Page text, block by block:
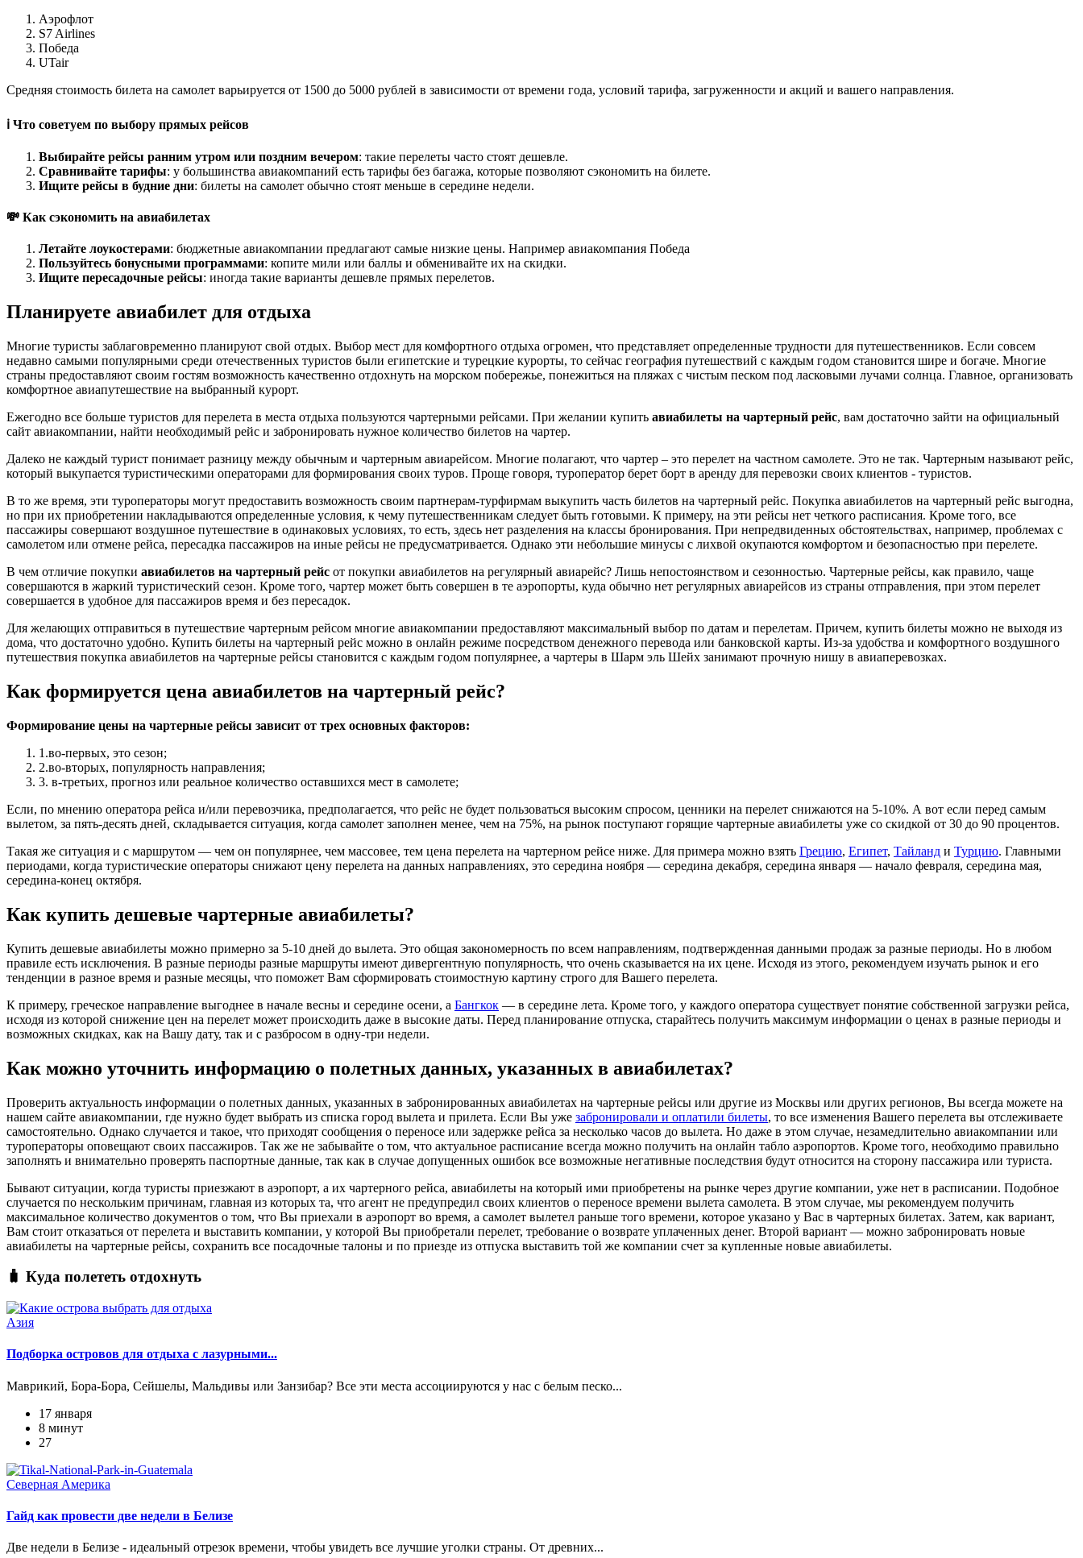
Аэрофлот
S7 Airlines
Победа
UTair
Средняя стоимость билета на самолет варьируется от 1500 до 5000 рублей в зависимости от времени года, условий тарифа, загруженности и акций и вашего направления.
ℹ️ Что советуем по выбору прямых рейсов
Выбирайте рейсы ранним утром или поздним вечером: такие перелеты часто стоят дешевле.
Сравнивайте тарифы: у большинства авиакомпаний есть тарифы без багажа, которые позволяют сэкономить на билете.
Ищите рейсы в будние дни: билеты на самолет обычно стоят меньше в середине недели.
💸 Как сэкономить на авиабилетах
Летайте лоукостерами: бюджетные авиакомпании предлагают самые низкие цены. Например авиакомпания Победа
Пользуйтесь бонусными программами: копите мили или баллы и обменивайте их на скидки.
Ищите пересадочные рейсы: иногда такие варианты дешевле прямых перелетов.
Планируете авиабилет для отдыха
Многие туристы заблаговременно планируют свой отдых. Выбор мест для комфортного отдыха огромен, что представляет определенные трудности для путешественников. Если совсем
недавно самыми популярными среди отечественных туристов были египетские и турецкие курорты, то сейчас география путешествий с каждым годом становится шире и богаче. Многие
страны предоставляют своим гостям возможность качественно отдохнуть на морском побережье, понежиться на пляжах с чистым песком под ласковыми лучами солнца. Главное, организовать
комфортное авиапутешествие на выбранный курорт.
Ежегодно все больше туристов для перелета в места отдыха пользуются чартерными рейсами. При желании купить авиабилеты на чартерный рейс, вам достаточно зайти на официальный
сайт авиакомпании, найти необходимый рейс и забронировать нужное количество билетов на чартер.
Далеко не каждый турист понимает разницу между обычным и чартерным авиарейсом. Многие полагают, что чартер – это перелет на частном самолете. Это не так. Чартерным называют рейс,
который выкупается туристическими операторами для формирования своих туров. Проще говоря, туроператор берет борт в аренду для перевозки своих клиентов - туристов.
В то же время, эти туроператоры могут предоставить возможность своим партнерам-турфирмам выкупить часть билетов на чартерный рейс. Покупка авиабилетов на чартерный рейс выгодна,
но при их приобретении накладываются определенные условия, к чему путешественникам следует быть готовыми. К примеру, на эти рейсы нет четкого расписания. Кроме того, все
пассажиры совершают воздушное путешествие в одинаковых условиях, то есть, здесь нет разделения на классы бронирования. При непредвиденных обстоятельствах, например, проблемах с
самолетом или отмене рейса, пересадка пассажиров на иные рейсы не предусматривается. Однако эти небольшие минусы с лихвой окупаются комфортом и безопасностью при перелете.
В чем отличие покупки авиабилетов на чартерный рейс от покупки авиабилетов на регулярный авиарейс? Лишь непостоянством и сезонностью. Чартерные рейсы, как правило, чаще
совершаются в жаркий туристический сезон. Кроме того, чартер может быть совершен в те аэропорты, куда обычно нет регулярных авиарейсов из страны отправления, при этом перелет
совершается в удобное для пассажиров время и без пересадок.
Для желающих отправиться в путешествие чартерным рейсом многие авиакомпании предоставляют максимальный выбор по датам и перелетам. Причем, купить билеты можно не выходя из
дома, что достаточно удобно. Купить билеты на чартерный рейс можно в онлайн режиме посредством денежного перевода или банковской карты. Из-за удобства и комфортного воздушного
путешествия покупка авиабилетов на чартерные рейсы становится с каждым годом популярнее, а чартеры в Шарм эль Шейх занимают прочную нишу в авиаперевозках.
Как формируется цена авиабилетов на чартерный рейс?
Формирование цены на чартерные рейсы зависит от трех основных факторов:
1.во-первых, это сезон;
2.во-вторых, популярность направления;
3. в-третьих, прогноз или реальное количество оставшихся мест в самолете;
Если, по мнению оператора рейса и/или перевозчика, предполагается, что рейс не будет пользоваться высоким спросом, ценники на перелет снижаются на 5-10%. А вот если перед самым
вылетом, за пять-десять дней, складывается ситуация, когда самолет заполнен менее, чем на 75%, на рынок поступают горящие чартерные авиабилеты уже со скидкой от 30 до 90 процентов.
Такая же ситуация и с маршрутом — чем он популярнее, чем массовее, тем цена перелета на чартерном рейсе ниже. Для примера можно взять Грецию, Египет, Тайланд и Турцию. Главными
периодами, когда туристические операторы снижают цену перелета на данных направлениях, это середина ноября — середина декабря, середина января — начало февраля, середина мая,
середина-конец октября.
Как купить дешевые чартерные авиабилеты?
Купить дешевые авиабилеты можно примерно за 5-10 дней до вылета. Это общая закономерность по всем направлениям, подтвержденная данными продаж за разные периоды. Но в любом
правиле есть исключения. В разные периоды разные маршруты имеют дивергентную популярность, что очень сказывается на их цене. Исходя из этого, рекомендуем изучать рынок и его
тенденции в разное время и разные месяцы, что поможет Вам сформировать стоимостную картину строго для Вашего перелета.
К примеру, греческое направление выгоднее в начале весны и середине осени, а Бангкок — в середине лета. Кроме того, у каждого оператора существует понятие собственной загрузки рейса,
исходя из которой снижение цен на перелет может происходить даже в высокие даты. Перед планирование отпуска, старайтесь получить максимум информации о ценах в разные периоды и
возможных скидках, как на Вашу дату, так и с разбросом в одну-три недели.
Как можно уточнить информацию о полетных данных, указанных в авиабилетах?
Проверить актуальность информации о полетных данных, указанных в забронированных авиабилетах на чартерные рейсы или другие из Москвы или других регионов, Вы всегда можете на
нашем сайте авиакомпании, где нужно будет выбрать из списка город вылета и прилета. Если Вы уже забронировали и оплатили билеты, то все изменения Вашего перелета вы отслеживаете
самостоятельно. Однако случается и такое, что приходят сообщения о переносе или задержке рейса за несколько часов до вылета. Но даже в этом случае, незамедлительно авиакомпании или
туроператоры оповещают своих пассажиров. Так же не забывайте о том, что актуальное расписание всегда можно получить на онлайн табло аэропортов. Кроме того, необходимо правильно
заполнять и внимательно проверять паспортные данные, так как в случае допущенных ошибок все возможные негативные последствия будут относится на сторону пассажира или туриста.
Бывают ситуации, когда туристы приезжают в аэропорт, а их чартерного рейса, авиабилеты на который ими приобретены на рынке через другие компании, уже нет в расписании. Подобное
случается по нескольким причинам, главная из которых та, что агент не предупредил своих клиентов о переносе времени вылета самолета. В этом случае, мы рекомендуем получить
максимальное количество документов о том, что Вы приехали в аэропорт во время, а самолет вылетел раньше того времени, которое указано у Вас в чартерных билетах. Затем, как вариант,
Вам стоит отказаться от перелета и выставить компании, у которой Вы приобретали перелет, требование о возврате уплаченных денег. Второй вариант — можно забронировать новые
авиабилеты на чартерные рейсы, сохранить все посадочные талоны и по приезде из отпуска выставить той же компании счет за купленные новые авиабилеты.
🧳 Куда полететь отдохнуть
Азия
Подборка островов для отдыха с лазурными...
Маврикий, Бора-Бора, Сейшелы, Мальдивы или Занзибар? Все эти места ассоциируются у нас с белым песко...
17 января
8 минут
27
Северная Америка
Гайд как провести две недели в Белизе
Две недели в Белизе - идеальный отрезок времени, чтобы увидеть все лучшие уголки страны. От древних...